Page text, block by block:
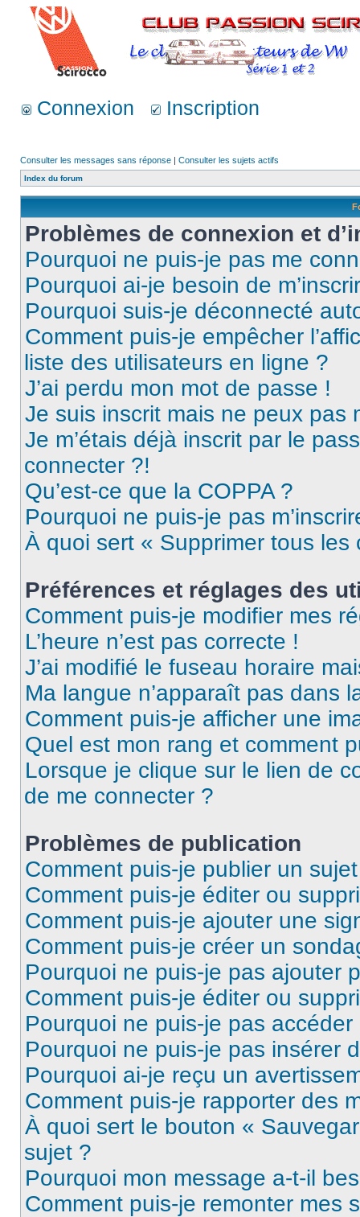
Connexion Inscription
Consulter les messages sans réponse | Consulter les sujets actifs
Index du forum
Problèmes de connexion et
Pourquoi ne puis-je pas me
Pourquoi ai-je besoin de
Pourquoi suis-je déconnecté
Comment puis-je empêcher
liste des utilisateurs en ligne ?
J’ai perdu mon mot de passe !
Je suis inscrit mais ne peux pas
Je m’étais déjà inscrit par le
connecter ?!
Qu’est-ce que la COPPA ?
Pourquoi ne puis-je pas
À quoi sert « Supprimer tous les
Préférences et réglages des
Comment puis-je modifier mes
L’heure n’est pas correcte !
J’ai modifié le fuseau horaire
Ma langue n’apparaît pas dans
Comment puis-je afficher une
Quel est mon rang et comment
Lorsque je clique sur le lien de
de me connecter ?
Problèmes de publication
Comment puis-je publier un
Comment puis-je éditer ou
Comment puis-je ajouter une
Comment puis-je créer un
Pourquoi ne puis-je pas ajouter
Comment puis-je éditer ou
Pourquoi ne puis-je pas
Pourquoi ne puis-je pas insérer
Pourquoi ai-je reçu un
Comment puis-je rapporter des
À quoi sert le bouton «
sujet ?
Pourquoi mon message a-t-il
Comment puis-je remonter mes